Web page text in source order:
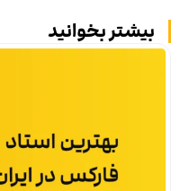
بیشتر بخوانید